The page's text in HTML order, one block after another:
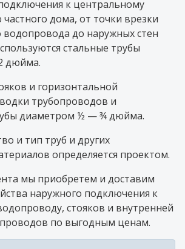
к центральному
дома, от точки врезки
водопровода до наружных стен
стальные трубы
дюйма.
и горизонтальной
трубопроводов и
диаметром ½ — ¾ дюйма.
и тип труб и других
определяется проектом.
мы приобретем и доставим
наружного подключения к
стояков и внутренней
по выгодным ценам.